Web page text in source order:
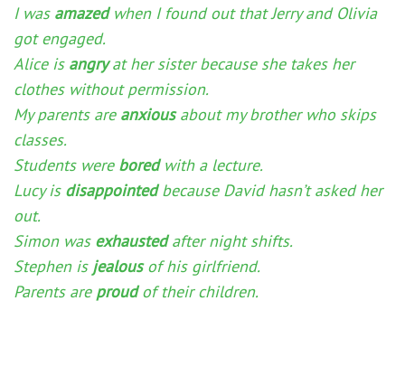
I was amazedwhen I found out that Jerry and Olivia
got engaged.
Alice is angryat her sister because she takes her
clothes without permission.
My parents are anxiousabout my brother who skips
classes.
Students were boredwith a lecture.
Lucy is disappointedbecause David hasn’t asked her
out.
Simon was exhaustedafter night shifts.
Stephen is jealousof his girlfriend.
Parents are proudof their children.